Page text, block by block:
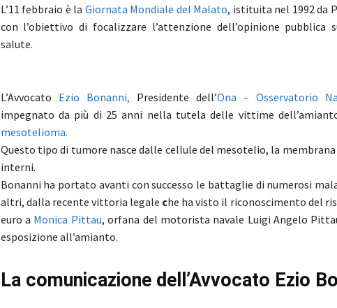
L’11 febbraio è la Giornata Mondiale del Malato, istituita nel 1992 da
con l’obiettivo di focalizzare l’attenzione dell’opinione pubblica
salute.
L’Avvocato Ezio Bonanni, Presidente dell’Ona – Osservatorio
impegnato da più di 25 anni nella tutela delle vittime
mesotelioma.
Questo tipo di tumore nasce dalle cellule del mesotelio, la
interni.
Bonanni ha portato avanti con successo le battaglie di numerosi
altri, dalla recente vittoria legale che ha visto il riconoscimento del
euro a Monica Pittau, orfana del motorista navale Luigi Angelo
esposizione all’amianto.
La comunicazione dell’Avvocato Ezio